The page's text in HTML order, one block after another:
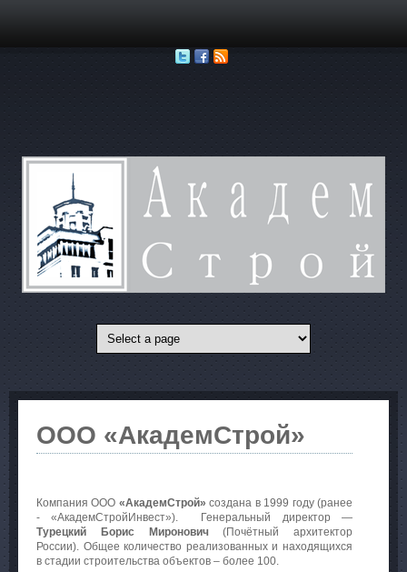
ООО «АкадемСтрой»
Компания ООО «АкадемСтрой» создана в 1999 году (ранее
- «АкадемСтройИнвест»). Генеральный директор —
Турецкий Борис Миронович (Почётный архитектор
России). Общее количество реализованных и находящихся
в стадии строительства объектов – более 100.